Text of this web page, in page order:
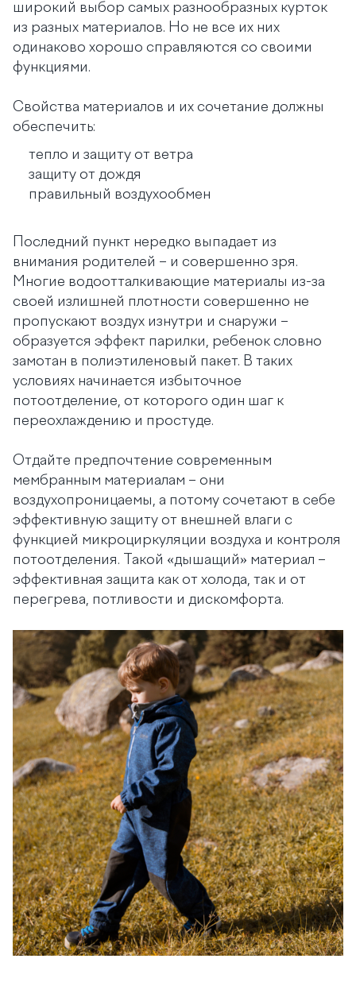
широкий выбор самых разнообразных курток
из разных материалов. Но не все их них
одинаково хорошо справляются со своими
функциями.
Свойства материалов и их сочетание должны
обеспечить:
тепло и защиту от ветра
защиту от дождя
правильный воздухообмен
Последний пункт нередко выпадает из
внимания родителей – и совершенно зря.
Многие водоотталкивающие материалы из-за
своей излишней плотности совершенно не
пропускают воздух изнутри и снаружи –
образуется эффект парилки, ребенок словно
замотан в полиэтиленовый пакет. В таких
условиях начинается избыточное
потоотделение, от которого один шаг к
переохлаждению и простуде.
Отдайте предпочтение современным
мембранным материалам – они
воздухопроницаемы, а потому сочетают в себе
эффективную защиту от внешней влаги с
функцией микроциркуляции воздуха и контроля
потоотделения. Такой «дышащий» материал –
эффективная защита как от холода, так и от
перегрева, потливости и дискомфорта.